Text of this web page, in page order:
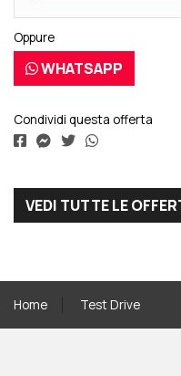
Oppure
WHATSAPP
Condividi questa offerta
VEDI TUTTE LE
Home Test Drive